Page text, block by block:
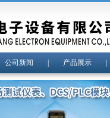
公司新闻 产品展示